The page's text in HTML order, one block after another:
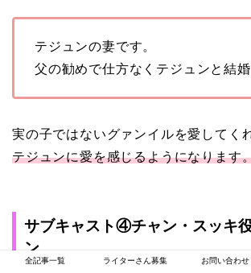
テジュンの妻です。
父の勧めで仕方なくテジュンと結婚
実の子ではないグァンイルを愛してく
テジュンに愛を感じるようになります
サブキャスト④チャン・スッキ
ン
全記事一覧 ライターさん募集 お問い合わせ